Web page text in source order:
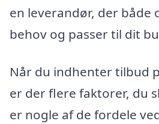
en leverandør, der både
behov og passer til dit
Når du indhenter tilbud
er der flere faktorer, du
er nogle af de fordele